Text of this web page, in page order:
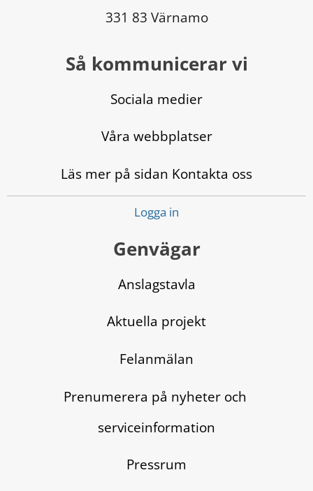
331 83 Värnamo
Så kommunicerar vi
Sociala medier
Våra webbplatser
Läs mer på sidan Kontakta oss
Logga in
Genvägar
Anslagstavla
Aktuella projekt
Felanmälan
Prenumerera på nyheter och
serviceinformation
Pressrum